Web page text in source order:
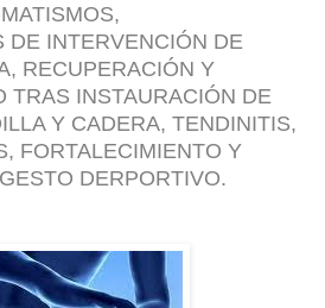
DE INTERVENCIÓN DE
RECUPERACIÓN Y
TRAS INSTAURACIÓN DE
Y CADERA, TENDINITIS,
FORTALECIMIENTO Y
DERPORTIVO.